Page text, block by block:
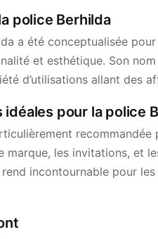
police Berhilda
a été conceptualisée
et esthétique. Son
d’utilisations allant des
pour la police
marque, les invitations, et
incontournable pour